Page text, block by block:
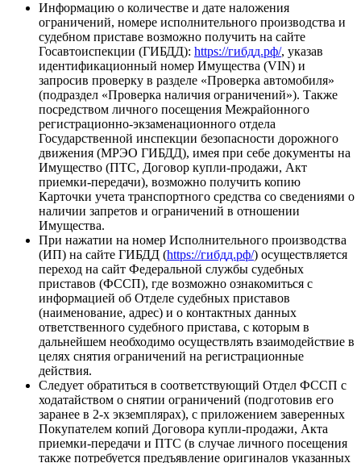
Информацию о количестве и дате наложения
ограничений, номере исполнительного производства и
судебном приставе возможно получить на сайте
Госавтоиспекции (ГИБДД): https://гибдд.рф/, указав
идентификационный номер Имущества (VIN) и
запросив проверку в разделе «Проверка автомобиля»
(подраздел «Проверка наличия ограничений»). Также
посредством личного посещения Межрайонного
регистрационно-экзаменационного отдела
Государственной инспекции безопасности дорожного
движения (МРЭО ГИБДД), имея при себе документы на
Имущество (ПТС, Договор купли-продажи, Акт
приемки-передачи), возможно получить копию
Карточки учета транспортного средства со сведениями о
наличии запретов и ограничений в отношении
Имущества.
При нажатии на номер Исполнительного производства
(ИП) на сайте ГИБДД (https://гибдд.рф/) осуществляется
переход на сайт Федеральной службы судебных
приставов (ФССП), где возможно ознакомиться с
информацией об Отделе судебных приставов
(наименование, адрес) и о контактных данных
ответственного судебного пристава, с которым в
дальнейшем необходимо осуществлять взаимодействие в
целях снятия ограничений на регистрационные
действия.
Следует обратиться в соответствующий Отдел ФССП с
ходатайством о снятии ограничений (подготовив его
заранее в 2-х экземплярах), с приложением заверенных
Покупателем копий Договора купли-продажи, Акта
приемки-передачи и ПТС (в случае личного посещения
также потребуется предъявление оригиналов указанных